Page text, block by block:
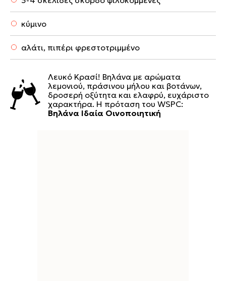
κύμινο
αλάτι, πιπέρι φρεστοτριμμένο
Λευκό Κρασί! Βηλάνα με αρώματα
λεμονιού, πράσινου μήλου και βοτάνων,
δροσερή οξύτητα και ελαφρύ, ευχάριστο
χαρακτήρα. Η πρόταση του WSPC:
Βηλάνα Ιδαία Οινοποιητική